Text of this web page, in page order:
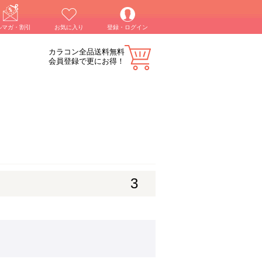
マガ・割引 お気に入り 登録・ログイン
カラコン全品送料無料
会員登録で更にお得！
3